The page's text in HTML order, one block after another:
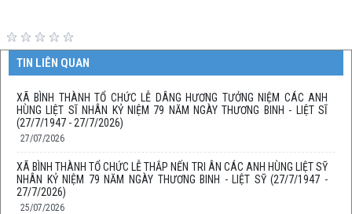
TIN LIÊN QUAN
XÃ BÌNH THÀNH TỔ CHỨC LỄ DÂNG HƯƠNG TƯỞNG NIỆM CÁC ANH
HÙNG LIỆT SĨ NHÂN KỶ NIỆM 79 NĂM NGÀY THƯƠNG BINH - LIỆT SĨ
(27/7/1947 - 27/7/2026)
27/07/2026
XÃ BÌNH THÀNH TỔ CHỨC LỄ THẮP NẾN TRI ÂN CÁC ANH HÙNG LIỆT SỸ
NHÂN KỶ NIỆM 79 NĂM NGÀY THƯƠNG BINH - LIỆT SỸ (27/7/1947 -
27/7/2026)
25/07/2026